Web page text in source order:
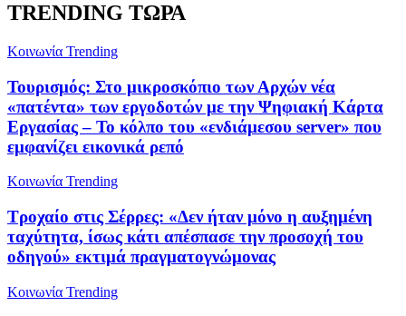
TRENDING ΤΩΡΑ
Κοινωνία Trending
Τουρισμός: Στο μικροσκόπιο των Αρχών νέα
«πατέντα» των εργοδοτών με την Ψηφιακή Κάρτα
Εργασίας – Το κόλπο του «ενδιάμεσου server» που
εμφανίζει εικονικά ρεπό
Κοινωνία Trending
Τροχαίο στις Σέρρες: «Δεν ήταν μόνο η αυξημένη
ταχύτητα, ίσως κάτι απέσπασε την προσοχή του
οδηγού» εκτιμά πραγματογνώμονας
Κοινωνία Trending